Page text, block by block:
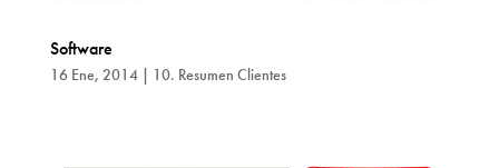
Software
16 Ene, 2014| 10. Resumen Clientes